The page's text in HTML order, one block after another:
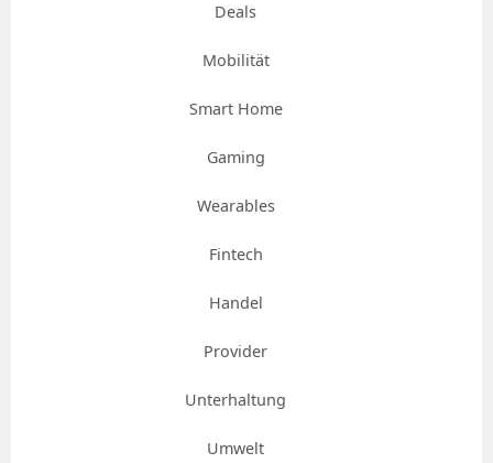
Deals
Mobilität
Smart Home
Gaming
Wearables
Fintech
Handel
Provider
Unterhaltung
Umwelt